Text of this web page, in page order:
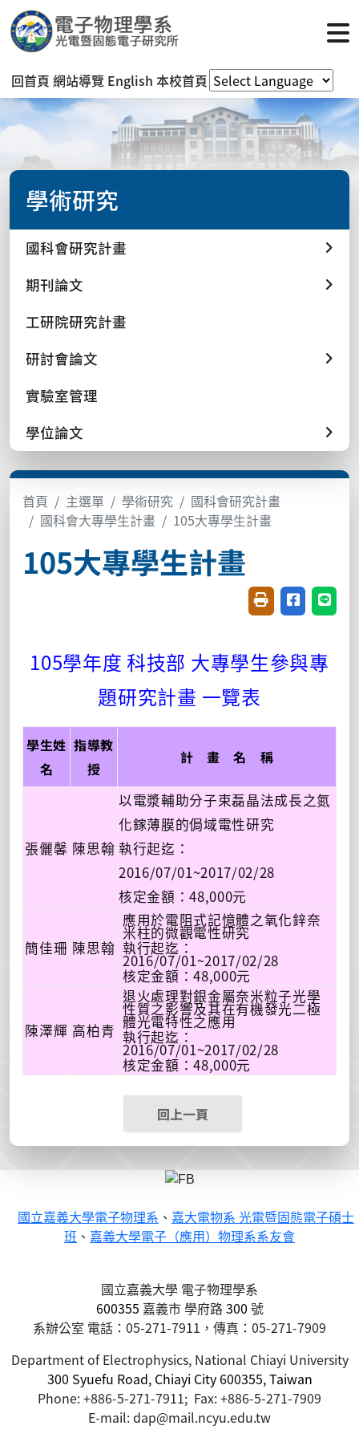
回首頁 網站導覽 English 本校首頁
學術研究
國科會研究計畫
期刊論文
工研院研究計畫
研討會論文
實驗室管理
學位論文
首頁 主選單 學術研究
國科會研究計畫
國科會大專學生計畫
105大專學生計畫
105大專學生計畫
友善列印(開新視
分享至臉書
分享
105學年度 科技部 大專學生參與專
題研究計畫 一覽表
學生姓
名
指導教
授
計 畫 名 稱
張儷馨 陳思翰
以電漿輔助分子束磊晶法成長之氮
化鎵薄膜的侷域電性研究
執行起迄：
2016/07/01~2017/02/28
核定金額：48,000元
簡佳珊 陳思翰
應用於電阻式記憶體之氧化鋅奈
米柱的微觀電性研究
執行起迄：
2016/07/01~2017/02/28
核定金額：48,000元
陳澤輝 高柏青
退火處理對銀金屬奈米粒子光學
性質之影響及其在有機發光二極
體光電特性之應用
執行起迄：
2016/07/01~2017/02/28
核定金額：48,000元
回上一頁
國立嘉義大學電子物理系 、 嘉大電物系 光電暨固態電子碩士
班 、 嘉義大學電子（應用）物理系系友會
國立嘉義大學 電子物理學系
600355 嘉義市學府路300 號
系辦公室 電話：05-271-7911，傳真：05-271-7909
Department of Electrophysics, National Chiayi University
300 Syuefu Road, Chiayi City 600355, Taiwan
Phone: +886-5-271-7911; Fax: +886-5-271-7909
E-mail: dap@mail.ncyu.edu.tw